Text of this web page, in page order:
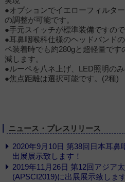
●オプションでイエローフィルタ
の調整が可能です。
●手元スイッチが標準装備ですの
●耳鼻咽喉科仕様のヘッドバンド
ペ装着時でも約280gと超軽量で
減します。
●ルーペを八ネ上げ、LED照明のみ
●焦点距離は選択可能です。(2種)
ニュース・プレスリリース
2020年9月10日 第38回日本耳
出展展示致します！
2019年11月26日 第12回アジア
(APSCI2019)に出展展示致します